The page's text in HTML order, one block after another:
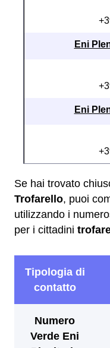
Eni
Eni
Se hai trovato
Trofarello, puoi
utilizzando i
per i cittadini